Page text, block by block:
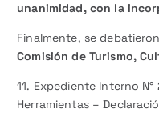
unanimidad, con la
Finalmente, se
Comisión de Turismo,
11. Expediente Interno
Herramientas –